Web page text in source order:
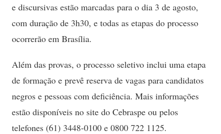
e discursivas estão marcadas para o dia 3 de agosto,
com duração de 3h30, e todas as etapas do processo
ocorrerão em Brasília.
Além das provas, o processo seletivo inclui uma etapa
de formação e prevê reserva de vagas para candidatos
negros e pessoas com deficiência. Mais informações
estão disponíveis no site do Cebraspe ou pelos
telefones (61) 3448-0100 e 0800 722 1125.